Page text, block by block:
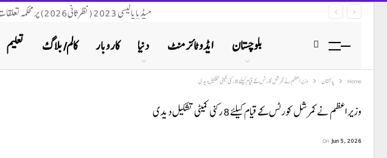
میڈیا پالیسی 2023 (نظرثانی 2026) پر محکمہ تعلقات عامہ بلوچستان کو قانونی نوٹس ارسال
تعلیم کالم/ بلاگ کاروبار دنیا ایڈوٹائزمنٹ بلوچستان
Home پاکستان وزیر اعظم نے کمرشل کورٹس کے قیام کیلئے 8 رکنی کمیٹی تشکیل دیدی
وزیر اعظم نے کمرشل کورٹس کے قیام کیلئے 8 رکنی کمیٹی تشکیل دیدی
On Jun 5, 2026